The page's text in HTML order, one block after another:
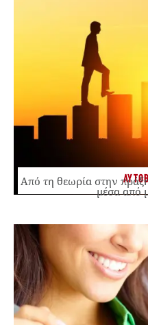
Από τη θεωρία στην
μέσα από